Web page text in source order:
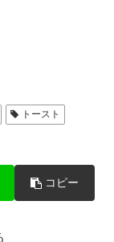
トースト
コピー